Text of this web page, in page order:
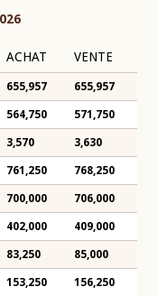
ACHAT VENTE
655,957 655,957
564,750 571,750
3,570 3,630
761,250 768,250
700,000 706,000
402,000 409,000
83,250 85,000
153,250 156,250